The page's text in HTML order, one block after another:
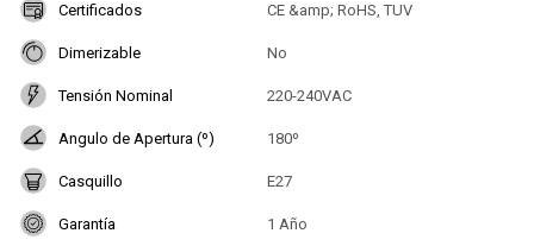
Certificados CE &amp; RoHS, TUV
Dimerizable No
Tensión Nominal 220-240VAC
Angulo de Apertura (º) 180º
Casquillo E27
Garantía 1 Año